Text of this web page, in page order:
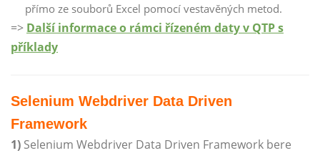
přímo ze souborů Excel pomocí vestavěných metod.
=> Další informace o rámci řízeném daty v QTP s
příklady
Selenium Webdriver Data Driven
Framework
1) Selenium Webdriver Data Driven Framework bere